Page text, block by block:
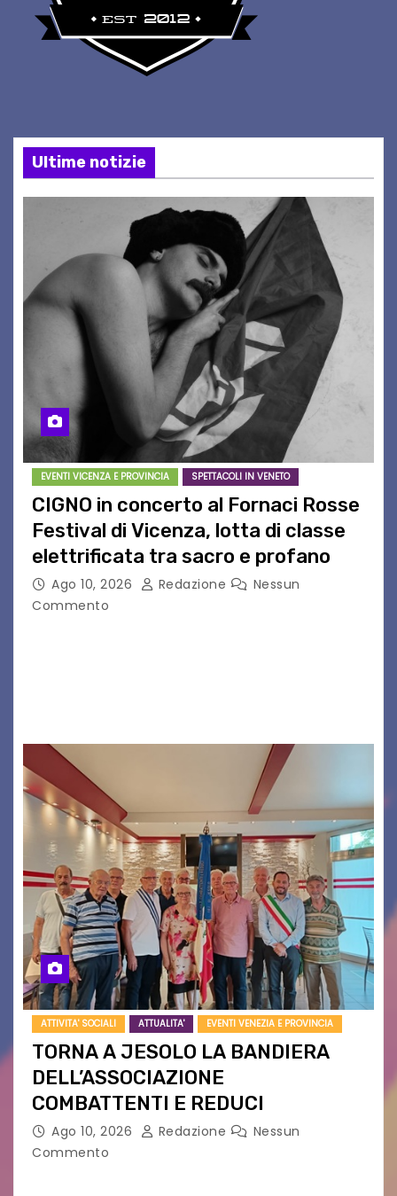
Ultime notizie
EVENTI VICENZA E PROVINCIA SPETTACOLI IN VENETO
CIGNO in concerto al Fornaci Rosse
Festival di Vicenza, lotta di classe
elettrificata tra sacro e profano
Ago 10, 2026 Redazione
Nessun
Commento
ATTIVITA' SOCIALI ATTUALITA' EVENTI VENEZIA E PROVINCIA
TORNA A JESOLO LA BANDIERA
DELL’ASSOCIAZIONE
COMBATTENTI E REDUCI
Ago 10, 2026 Redazione
Nessun
Commento